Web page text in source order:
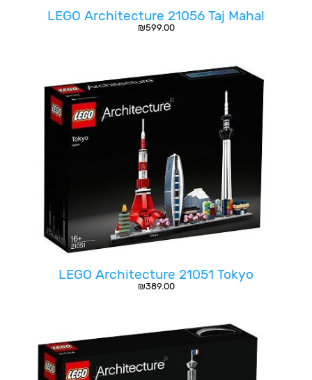
LEGO Architecture 21056 Taj Mahal
₪599.00
LEGO Architecture 21051 Tokyo
₪389.00